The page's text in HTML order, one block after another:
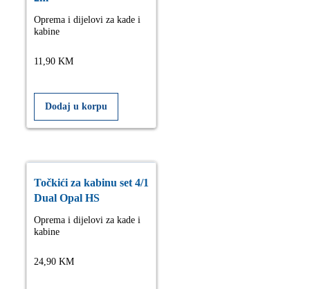
Oprema i dijelovi za kade i
kabine
11,90 KM
Dodaj u korpu
Točkići za kabinu set 4/1
Dual Opal HS
Oprema i dijelovi za kade i
kabine
24,90 KM